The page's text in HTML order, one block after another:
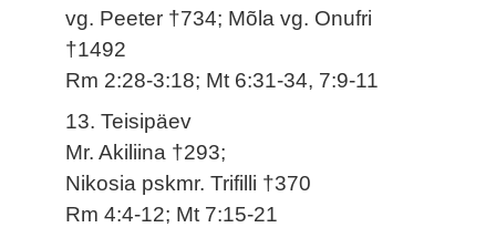
vg. Peeter †734; Mõla vg. Onufri
†1492
Rm 2:28-3:18; Mt 6:31-34, 7:9-11
13. Teisipäev
Mr. Akiliina †293;
Nikosia pskmr. Trifilli †370
Rm 4:4-12; Mt 7:15-21